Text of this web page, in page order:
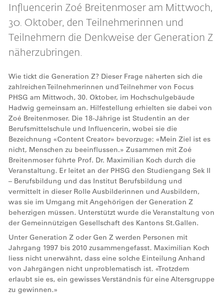
Influencerin Zoé Breitenmoser am Mittwoch,
30. Oktober, den Teilnehmerinnen und
Teilnehmern die Denkweise der Generation Z
näherzubringen.
Wie tickt die Generation Z? Dieser Frage näherten sich die
zahlreichen Teilnehmerinnen und Teilnehmer von Focus
PHSG am Mittwoch, 30. Oktober, im Hochschulgebäude
Hadwig gemeinsam an. Hilfestellung erhielten sie dabei von
Zoé Breitenmoser. Die 18-Jährige ist Studentin an der
Berufsmittelschule und Influencerin, wobei sie die
Bezeichnung «Content Creator» bevorzuge: «Mein Ziel ist es
nicht, Menschen zu beeinflussen.» Zusammen mit Zoé
Breitenmoser führte Prof. Dr. Maximilian Koch durch die
Veranstaltung. Er leitet an der PHSG den Studiengang Sek II
– Berufsbildung und das Institut Berufsbildung und
vermittelt in dieser Rolle Ausbilderinnen und Ausbildern,
was sie im Umgang mit Angehörigen der Generation Z
beherzigen müssen. Unterstützt wurde die Veranstaltung von
der Gemeinnützigen Gesellschaft des Kantons St.Gallen.
Unter Generation Z oder Gen Z werden Personen mit
Jahrgang 1997 bis 2010 zusammengefasst. Maximilian Koch
liess nicht unerwähnt, dass eine solche Einteilung Anhand
von Jahrgängen nicht unproblematisch ist. «Trotzdem
erlaubt sie es, ein gewisses Verständnis für eine Altersgruppe
zu gewinnen.»